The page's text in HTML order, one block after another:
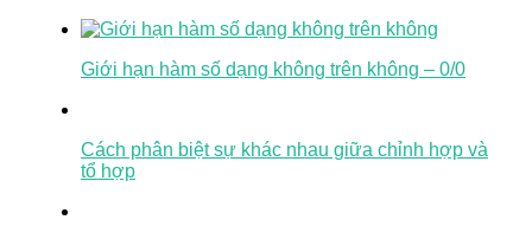
Giới hạn hàm số dạng không trên không – 0/0
Cách phân biệt sự khác nhau giữa chỉnh hợp và
tổ hợp